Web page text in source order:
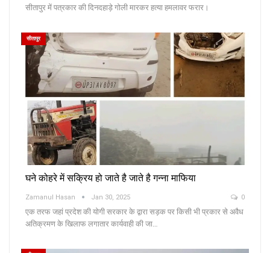
सीतापुर में पत्रकार की दिनदहाड़े गोली मारकर हत्या हमलावर फरार।
सीतापुर
घने कोहरे में सक्रिय हो जाते है जाते है गन्ना माफिया
Zamanul Hasan Jan 30, 2025 0
एक तरफ जहां प्रदेश की योगी सरकार के द्वारा सड़क पर किसी भी प्रकार से अवैध
अतिक्रमण के खिलाफ लगातार कार्यवाही की जा…